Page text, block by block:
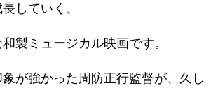
していく、
製ミュージカル映画です。
が強かった周防正行監督が、久し